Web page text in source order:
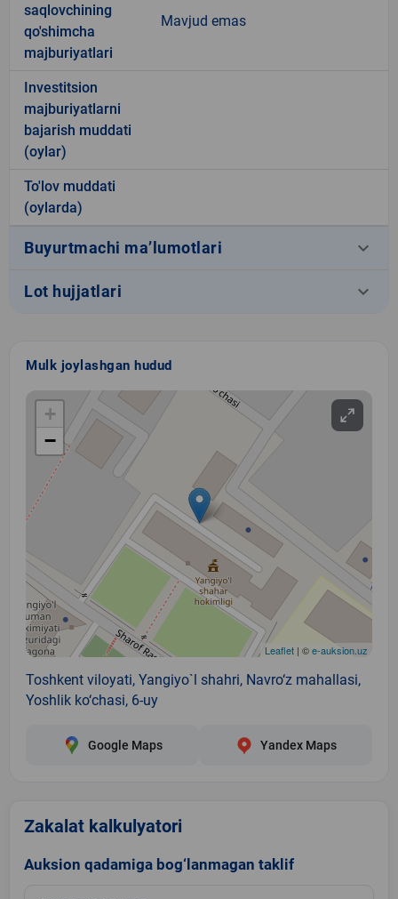
saqlovchining
qo'shimcha
majburiyatlari
Mavjud emas
Investitsion
majburiyatlarni
bajarish muddati
(oylar)
To'lov muddati
(oylarda)
Buyurtmachi ma’lumotlari keyboard_arrow_down
Lot hujjatlari keyboard_arrow_down
Mulk joylashgan hudud
+
−
Leaflet | ©e-auksion.uz
Toshkent viloyati, Yangiyo`l shahri, Navro‘z mahallasi,
Yoshlik ko‘chasi, 6-uy
Google Maps Yandex Maps
Zakalat kalkulyatori
Auksion qadamiga bog‘lanmagan taklif